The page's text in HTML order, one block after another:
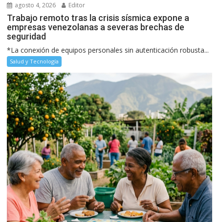
agosto 4, 2026 Editor
Trabajo remoto tras la crisis sísmica expone a
empresas venezolanas a severas brechas de
seguridad
*La conexión de equipos personales sin autenticación robusta...
Salud y Tecnología